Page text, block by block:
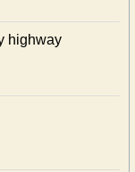
highway